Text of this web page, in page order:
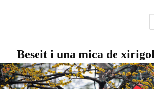
principalBeseit i una mica de xirigol